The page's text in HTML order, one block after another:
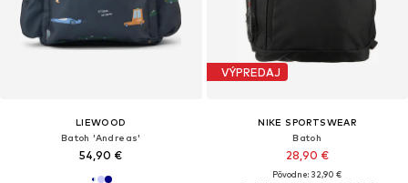
LIEWOOD
Batoh 'Andreas'
54,90 €
VÝPREDAJ
NIKE SPORTSWEAR
Batoh
28,90 €
Pôvodne: 32,90 €